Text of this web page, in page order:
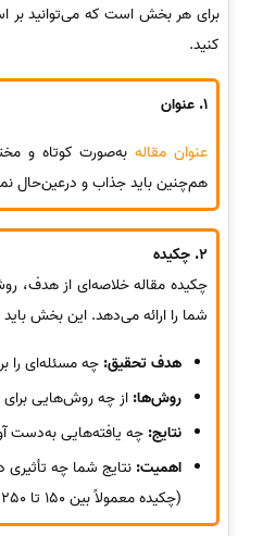
برای هر بخش است که می‌توانید
کنید.
1. عنوان
عنوان مقاله
هم‌چنین باید جذاب و درعین‌حال
2. چکیده
چکیده مقاله خلاصه‌ای از هدف،
شما را ارائه می‌دهد. این بخش
هدف تحقیق: چه مسئله‌ای را
روش‌ها: از چه روش‌هایی برای
نتایج: چه یافته‌هایی به‌دست
اهمیت: نتایج شما چه تأثیری
(چکیده معمولاً بین 150 تا 250 کلمه است.)